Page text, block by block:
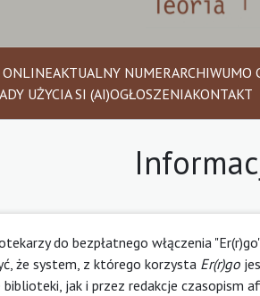
ONLINEAKTUALNY NUMERARCHIWUMO
UŻYCIA SI (AI)OGŁOSZENIAKONTAKT
do bezpłatnego włączenia
że system, z którego korzysta Er(r)go
jak i przez redakcje czasopism